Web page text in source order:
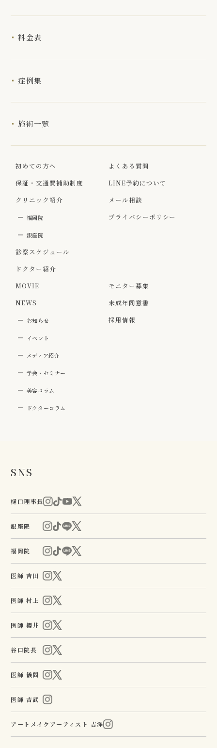
料金表
症例集
施術一覧
初めての方へ
保証・交通費補助制度
クリニック紹介
福岡院
銀座院
診察スケジュール
ドクター紹介
MOVIE
NEWS
お知らせ
イベント
メディア紹介
学会・セミナー
美容コラム
ドクターコラム
よくある質問
LINE予約について
メール相談
プライバシーポリシー
モニター募集
未成年同意書
採用情報
SNS
樋口理事長
銀座院
福岡院
医師 吉田
医師 村上
医師 櫻井
谷口院長
医師 儀間
医師 吉武
アートメイクアーティスト 吉澤